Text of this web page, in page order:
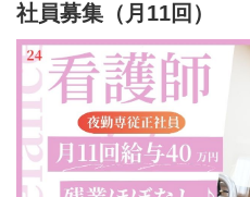
社員募集（月11回）